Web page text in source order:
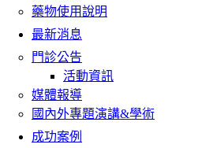
藥物使用說明
最新消息
門診公告
活動資訊
媒體報導
國內外專題演講&學術
成功案例